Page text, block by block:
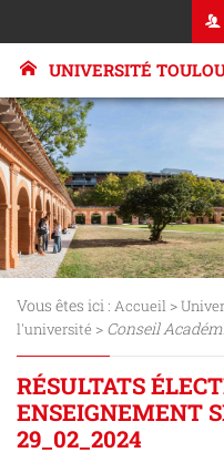
UNIVERSITÉ
Vous êtes ici : Accueil >
l'université > Conseil
RÉSULTATS
ENSEIGNEMENT
29_02_2024